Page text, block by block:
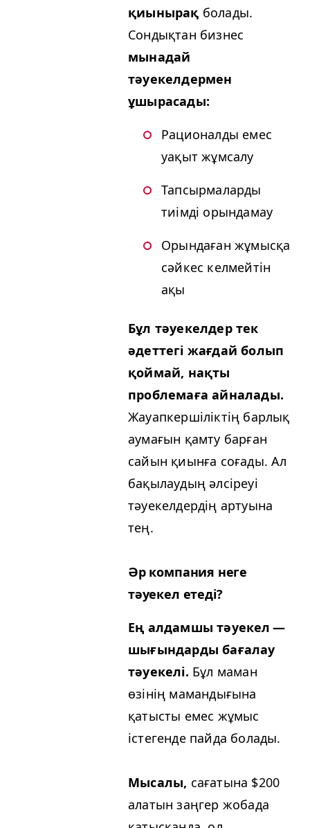
қиынырақ болады.
Сондықтан бизнес
мынадай
тәуекелдермен
ұшырасады:
Рационалды емес
уақыт жұмсалу
Тапсырмаларды
тиімді орындамау
Орындаған жұмысқа
сәйкес келмейтін
ақы
Бұл тәуекелдер тек
әдеттегі жағдай болып
қоймай, нақты
проблемаға айналады.
Жауапкершіліктің барлық
аумағын қамту барған
сайын қиынға соғады. Ал
бақылаудың әлсіреуі
тәуекелдердің артуына
тең.
Әр компания неге
тәуекел етеді?
Ең алдамшы тәуекел —
шығындарды бағалау
тәуекелі. Бұл маман
өзінің мамандығына
қатысты емес жұмыс
істегенде пайда болады.
Мысалы, сағатына $200
алатын заңгер жобада